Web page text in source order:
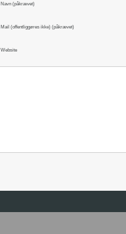
Navn (påkrævet)
Mail (offentliggøres ikke) (påkrævet)
Website